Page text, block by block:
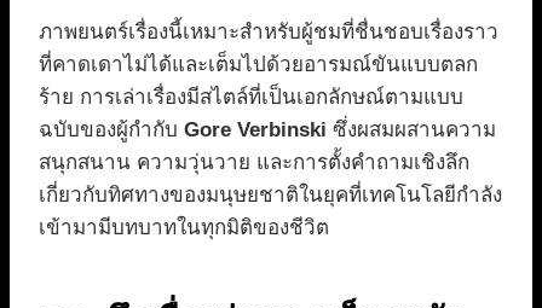
ภาพยนตร์เรื่องนี้เหมาะสำหรับผู้ชมที่ชื่นชอบเรื่องราว
ที่คาดเดาไม่ได้และเต็มไปด้วยอารมณ์ขันแบบตลก
ร้าย การเล่าเรื่องมีสไตล์ที่เป็นเอกลักษณ์ตามแบบ
ฉบับของผู้กำกับ Gore Verbinski ซึ่งผสมผสานความ
สนุกสนาน ความวุ่นวาย และการตั้งคำถามเชิงลึก
เกี่ยวกับทิศทางของมนุษยชาติในยุคที่เทคโนโลยีกำลัง
เข้ามามีบทบาทในทุกมิติของชีวิต